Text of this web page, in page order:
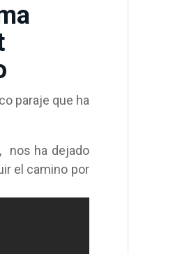
paraje que ha
nos ha dejado
el camino por